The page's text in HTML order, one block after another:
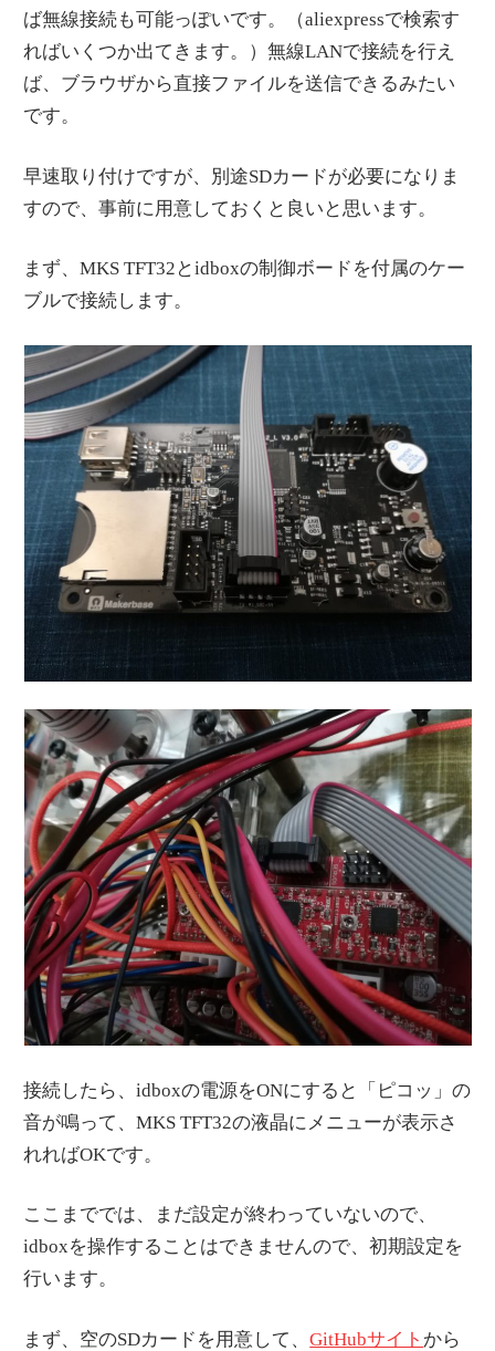
ば無線接続も可能っぽいです。（aliexpressで検索す
ればいくつか出てきます。）無線LANで接続を行え
ば、ブラウザから直接ファイルを送信できるみたい
です。
早速取り付けですが、別途SDカードが必要になりま
すので、事前に用意しておくと良いと思います。
まず、MKS TFT32とidboxの制御ボードを付属のケー
ブルで接続します。
接続したら、idboxの電源をONにすると「ピコッ」の
音が鳴って、MKS TFT32の液晶にメニューが表示さ
れればOKです。
ここまででは、まだ設定が終わっていないので、
idboxを操作することはできませんので、初期設定を
行います。
まず、空のSDカードを用意して、GitHubサイト から